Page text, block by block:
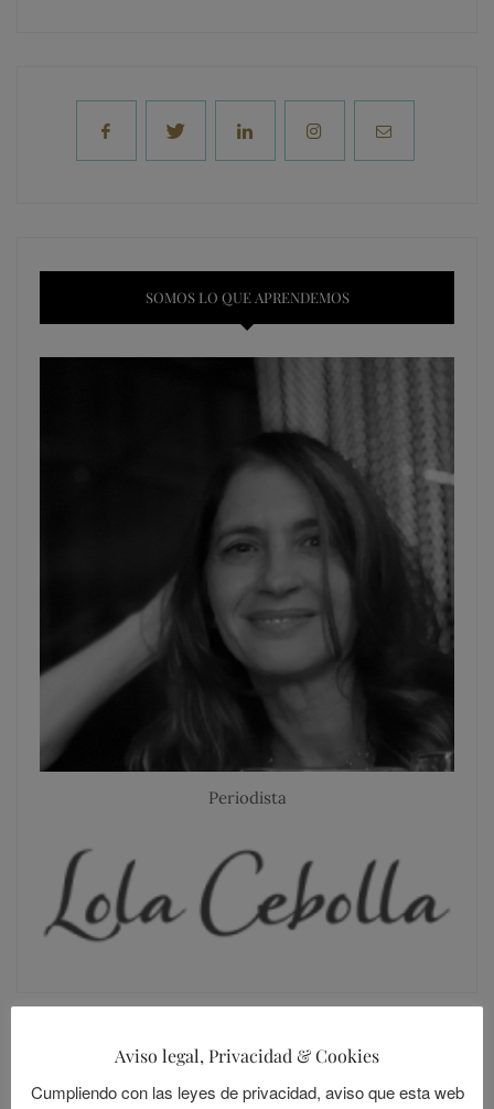
SOMOS LO QUE APRENDEMOS
Periodista
SIGUE A LOLANDIA
Aviso legal, Privacidad & Cookies
Cumpliendo con las leyes de privacidad, aviso que esta web